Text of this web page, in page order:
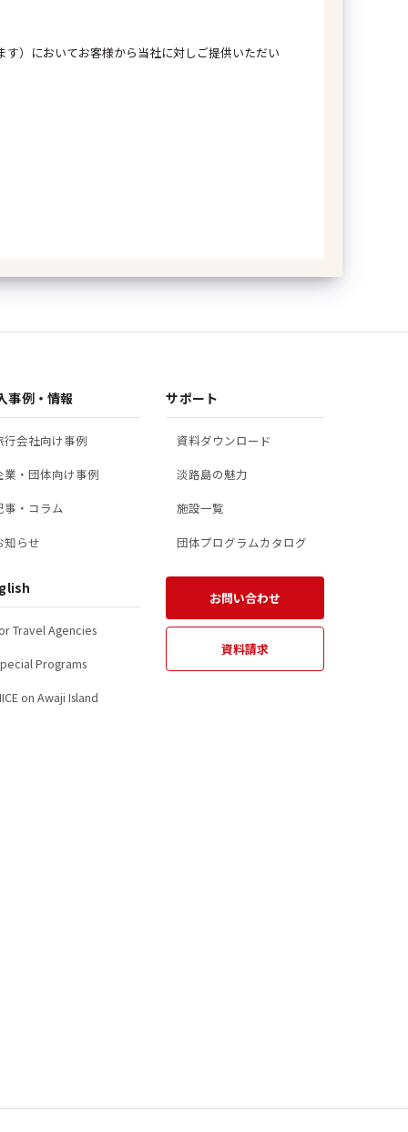
）においてお客様から当社に対しご提供いただい
目
職、氏名、住所、電話番号、メールアドレス
ついて
・収集した個人情報は、以下の目的のために利用いたします。
本サイト利用時のお客様の管理のため
及びお客様へのご連絡のため
料等のお届け、ご提供のため
の調査・分析、分析結果に基づくサービス等の提案のため
供について
いて
事例・情報
行会社向け事例
業・団体向け事例
事・コラム
知らせ
Travel Agencies
Programs
on Awaji Island
サポート
資料ダウンロード
淡路島の魅力
施設一覧
団体プログラムカタログ
お問い合わせ
資料請求